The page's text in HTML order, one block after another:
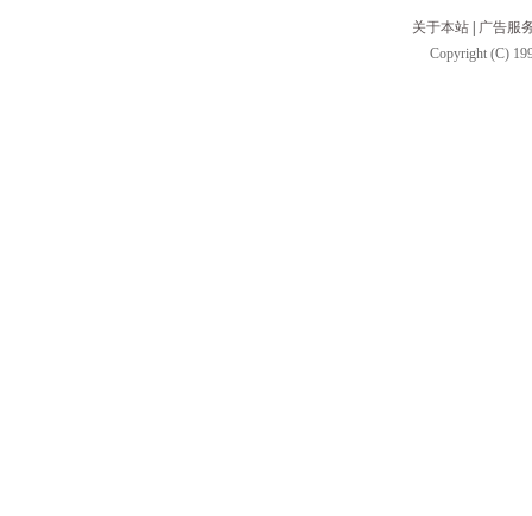
关于本站
广告服
Copyright (C)